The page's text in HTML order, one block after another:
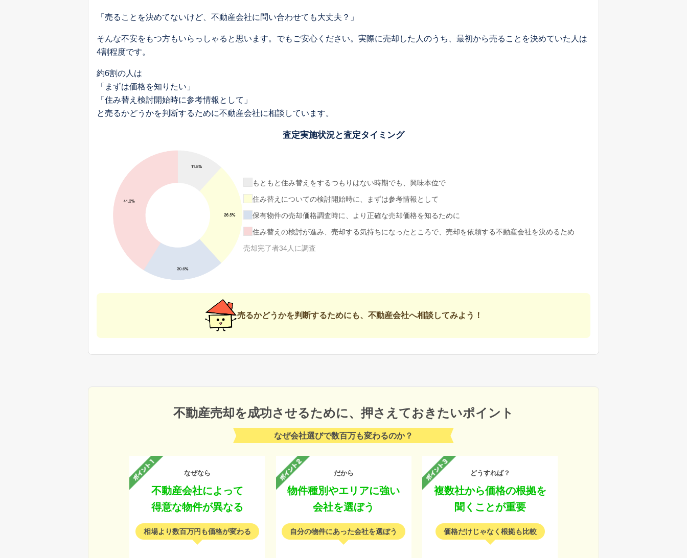
「売ることを決めてないけど、不動産会社に問い合わせても大丈夫？」
そんな不安をもつ方もいらっしゃると思います。でもご安心ください。実際に売却した人のうち、最初から売ることを決めていた人は
4割程度です。
約6割の人は
「まずは価格を知りたい」
「住み替え検討開始時に参考情報として」
と売るかどうかを判断するために不動産会社に相談しています。
査定実施状況と査定タイミング
もともと住み替えをするつもりはない時期でも、興味本位で
住み替えについての検討開始時に、まずは参考情報として
保有物件の売却価格調査時に、より正確な売却価格を知るために
住み替えの検討が進み、売却する気持ちになったところで、売却を依頼する不動産会社を決めるため
売却完了者34人に調査
売るかどうかを判断するためにも、不動産会社へ相談してみよう！
不動産売却を成功させるために、 押さえておきたいポイント
なぜ会社選びで数百万も変わるのか？
なぜなら
不動産会社によって
得意な物件が異なる
相場より数百万円も価格が変わる
だから
物件種別やエリアに強い
会社を選ぼう
自分の物件にあった会社を選ぼう
どうすれば？
複数社から価格の根拠を
聞くことが重要
価格だけじゃなく根拠も比較